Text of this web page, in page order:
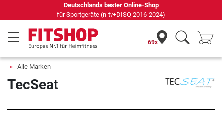
Deutschlands bester Online-Shop
für Sportgeräte (n-tv+DISQ 2016-2024)
69x
Alle Marken
TecSeat